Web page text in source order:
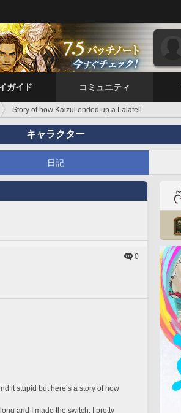
ガイド コミュニティ
Story of how Kaizul ended up a Lalafell
キャラクター
日記
0
it stupid but here’s a story of how
and I made the switch. I pretty